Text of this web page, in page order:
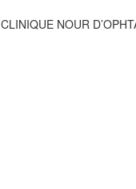
CLINIQUE NOUR